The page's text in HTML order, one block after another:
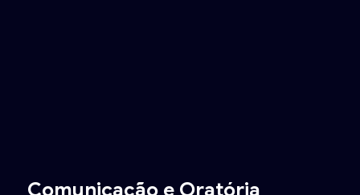
Comunicação e Oratória